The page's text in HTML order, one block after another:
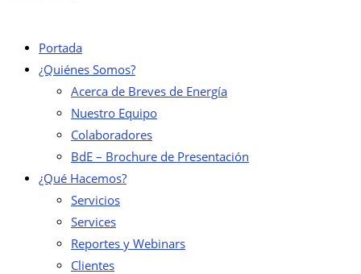
Portada
¿Quiénes Somos?
Acerca de Breves de Energía
Nuestro Equipo
Colaboradores
BdE – Brochure de Presentación
¿Qué Hacemos?
Servicios
Services
Reportes y Webinars
Clientes